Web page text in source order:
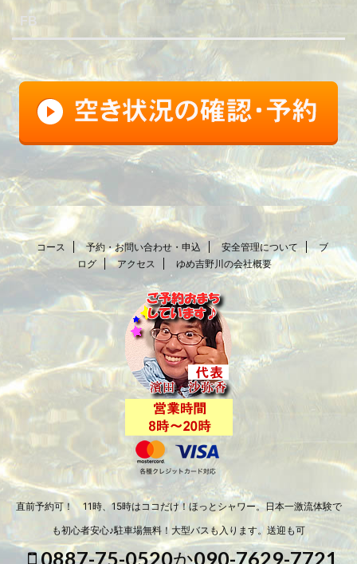
FB
コース 予約・お問い合わせ・申込 安全管理について
ブ
ログ
アクセス ゆめ吉野川の会社概要
直前予約可！ 11時、15時はココだけ！ほっとシャワー。日本一激流体験で
も初心者安心♪駐車場無料！大型バスも入ります。送迎も可
0887-75-0520か090-7629-7721